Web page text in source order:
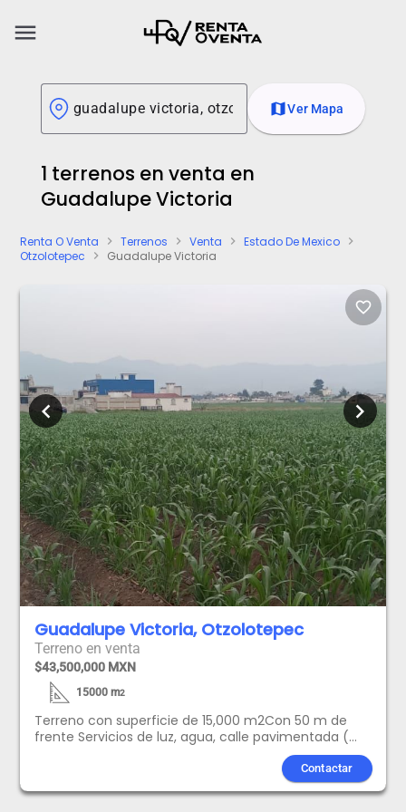
menu
mapVer Mapa
1 terrenos en venta en
Guadalupe Victoria
Renta O Venta chevron_right Terrenos chevron_right Venta chevron_right Estado De Mexico chevron_right
Otzolotepec chevron_right Guadalupe Victoria
favorite_border
chevron_left chevron_right
Guadalupe Victoria, Otzolotepec
Terreno en venta
$43,500,000 MXN
15000m2
Terreno con superficie de 15,000 m2Con 50 m de
frente Servicios de luz, agua, calle pavimentada (
HabitacionalComercio y Servicios Básicos, servicios
especializadosEstacionamientos, manufactureras,
venta de autos.Bodega y Depósitos Múltiples con
Contactar